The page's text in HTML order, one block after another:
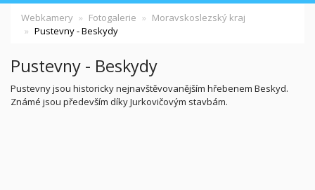
Webkamery Fotogalerie
Moravskoslezský kraj
Pustevny - Beskydy
Pustevny - Beskydy
Pustevny jsou historicky nejnavštěvovanějším hřebenem Beskyd.
Známé jsou především díky Jurkovičovým stavbám.